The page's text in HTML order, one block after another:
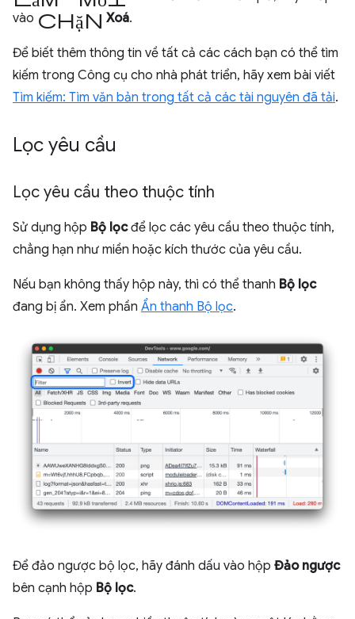
vào chặn Xoá.
Để biết thêm thông tin về tất cả các cách bạn có thể tìm
kiếm trong Công cụ cho nhà phát triển, hãy xem bài viết
Tìm kiếm: Tìm văn bản trong tất cả các tài nguyên đã tải.
Lọc yêu cầu
Lọc yêu cầu theo thuộc tính
Sử dụng hộp Bộ lọcđể lọc các yêu cầu theo thuộc tính,
chẳng hạn như miền hoặc kích thước của yêu cầu.
Nếu bạn không thấy hộp này, thì có thể thanh Bộ lọc
đang bị ẩn. Xem phần Ẩn thanh Bộ lọc.
Để đảo ngược bộ lọc, hãy đánh dấu vào hộp Đảo ngược
bên cạnh hộp Bộ lọc.